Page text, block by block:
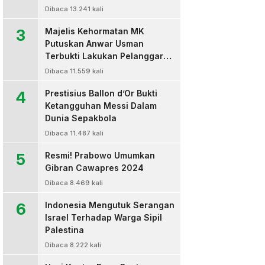
Dibaca 13.241 kali
3
Majelis Kehormatan MK
Putuskan Anwar Usman
Terbukti Lakukan Pelanggaran
Berat Kode Etik dan
Dibaca 11.559 kali
4
Prestisius Ballon d’Or Bukti
Ketangguhan Messi Dalam
Dunia Sepakbola
Dibaca 11.487 kali
5
Resmi! Prabowo Umumkan
Gibran Cawapres 2024
Dibaca 8.469 kali
6
Indonesia Mengutuk Serangan
Israel Terhadap Warga Sipil
Palestina
Dibaca 8.222 kali